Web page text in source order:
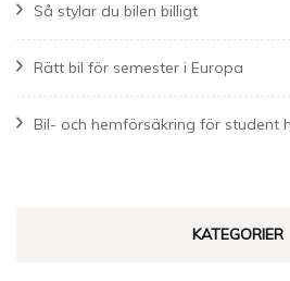
Så stylar du bilen billigt
Rätt bil för semester i Europa
Bil- och hemförsäkring för student
KATEGORIER